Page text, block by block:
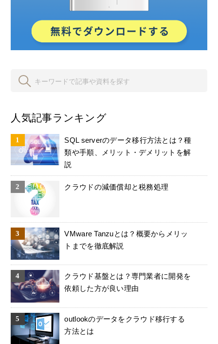
人気記事ランキング
SQL serverのデータ移行方法とは？種
類や手順、メリット・デメリットを解
説
クラウドの減価償却と税務処理
VMware Tanzuとは？概要からメリッ
トまでを徹底解説
クラウド基盤とは？専門業者に開発を
依頼した方が良い理由
outlookのデータをクラウド移行する
方法とは